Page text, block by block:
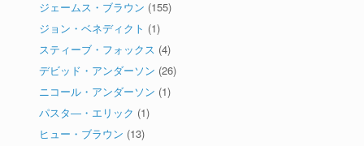
ジェームス・ブラウン (155)
ジョン・ベネディクト (1)
スティーブ・フォックス (4)
デビッド・アンダーソン (26)
ニコール・アンダーソン (1)
パスタ―・エリック (1)
ヒュー・ブラウン (13)